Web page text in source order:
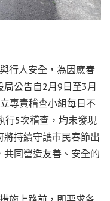
行人安全，為因應春
公告自2月9日至3月
專責稽查小組每日不
行5次稽查，均未發現
持續守護市民春節出
同營造友善、安全的